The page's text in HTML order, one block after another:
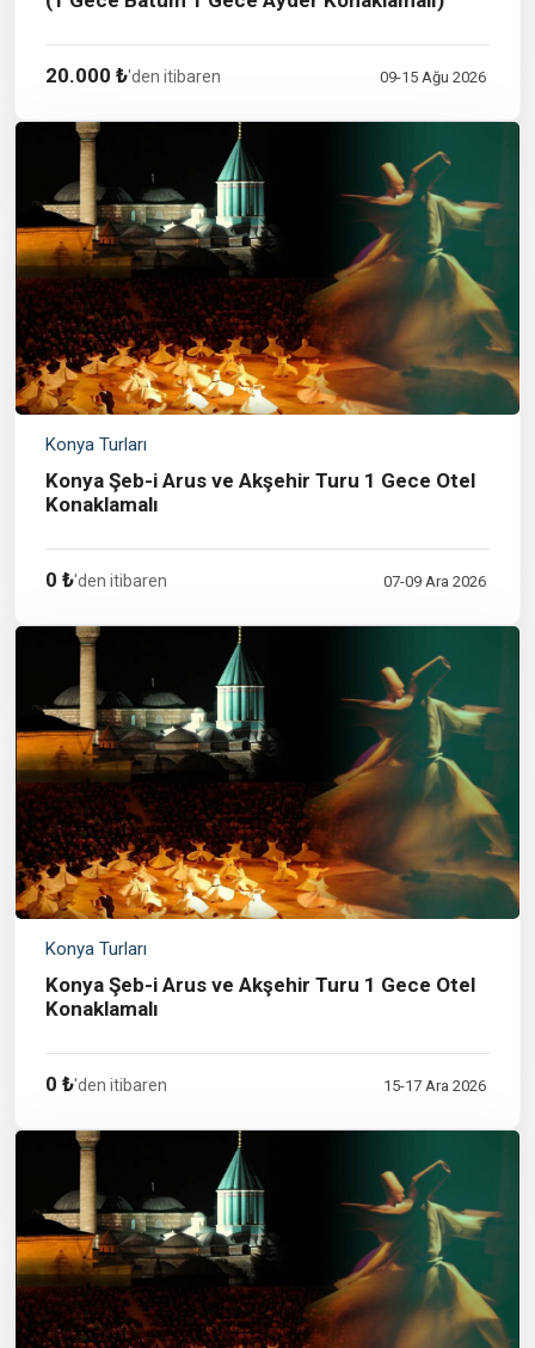
20.000 ₺'den itibaren 09-15 Ağu 2026
Konya Turları
Konya Şeb-i Arus ve Akşehir Turu 1 Gece Otel
Konaklamalı
0 ₺'den itibaren 07-09 Ara 2026
Konya Turları
Konya Şeb-i Arus ve Akşehir Turu 1 Gece Otel
Konaklamalı
0 ₺'den itibaren 15-17 Ara 2026